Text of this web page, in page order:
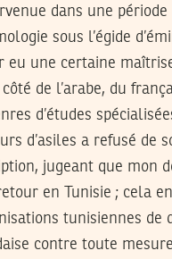
dans une période
sous l’égide
eu une certaine
de l’arabe, du
d’études
d’asiles a refusé de
jugeant que mon
en Tunisie ; cela
tunisiennes de
contre toute